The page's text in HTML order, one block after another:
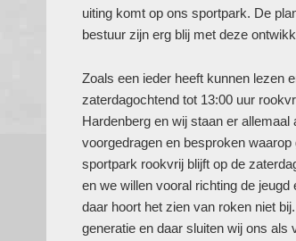
uiting komt op ons sportpark. De
bestuur zijn erg blij met deze
Zoals een ieder heeft kunnen lezen
zaterdagochtend tot 13:00 uur
Hardenberg en wij staan er
voorgedragen en besproken
sportpark rookvrij blijft op de
en we willen vooral richting de
daar hoort het zien van roken niet
generatie en daar sluiten wij ons als